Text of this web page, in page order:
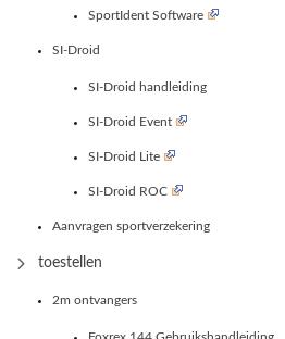
SportIdent Software
SI-Droid
SI-Droid handleiding
SI-Droid Event
SI-Droid Lite
SI-Droid ROC
Aanvragen sportverzekering
toestellen
2m ontvangers